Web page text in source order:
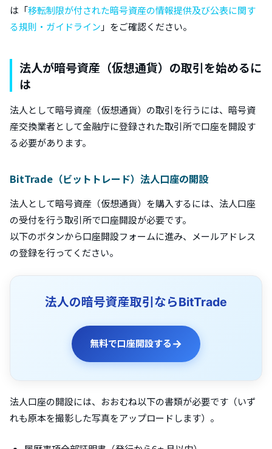
は「移転制限が付された暗号資産の情報提供及び公表に関す
る規則・ガイドライン 」をご確認ください。
法人が暗号資産（仮想通貨）の取引を始めるに
は
法人として暗号資産（仮想通貨）の取引を行うには、暗号資
産交換業者として金融庁に登録された取引所で口座を開設す
る必要があります。
BitTrade（ビットトレード）法人口座の開設
法人として暗号資産（仮想通貨）を購入するには、法人口座
の受付を行う取引所で口座開設が必要です。
以下のボタンから口座開設フォームに進み、メールアドレス
の登録を行ってください。
法人の暗号資産取引ならBitTrade
無料で口座開設する →
法人口座の開設には、おおむね以下の書類が必要です（いず
れも原本を撮影した写真をアップロードします）。